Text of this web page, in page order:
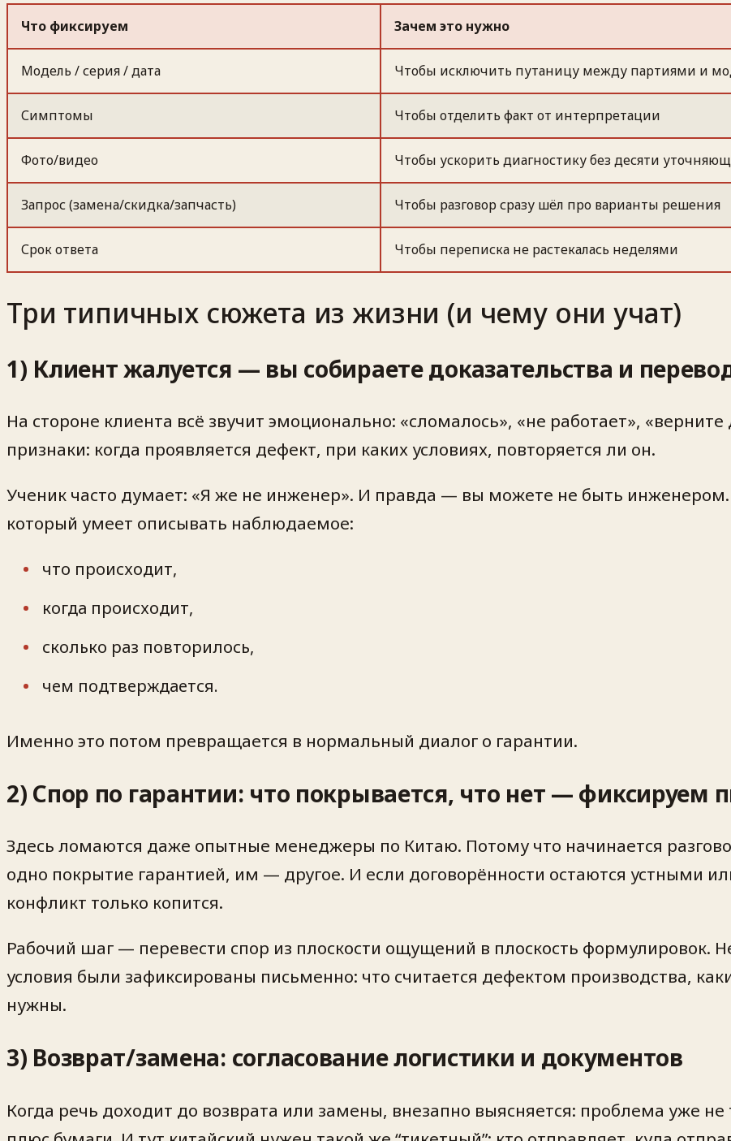
Что фиксируем Зачем это нужно
Модель / серия / дата Чтобы исключить путаницу между партиями и
Симптомы Чтобы отделить факт от интерпретации
Фото/видео Чтобы ускорить диагностику без десяти
Запрос (замена/скидка/запчасть) Чтобы разговор сразу шёл про варианты решения
Срок ответа Чтобы переписка не растекалась неделями
Три типичных сюжета из жизни (и чему они учат)
1) Клиент жалуется — вы собираете доказательства и
На стороне клиента всё звучит эмоционально: «сломалось», «не работает»,
признаки: когда проявляется дефект, при каких условиях, повторяется ли он.
Ученик часто думает: «Я же не инженер». И правда — вы можете не быть
который умеет описывать наблюдаемое:
что происходит,
когда происходит,
сколько раз повторилось,
чем подтверждается.
Именно это потом превращается в нормальный диалог о гарантии.
2) Спор по гарантии: что покрывается, что нет — фиксируем
Здесь ломаются даже опытные менеджеры по Китаю. Потому что начинается
одно покрытие гарантией, им — другое. И если договорённости остаются устными
конфликт только копится.
Рабочий шаг — перевести спор из плоскости ощущений в плоскость формулировок.
условия были зафиксированы письменно: что считается дефектом производства,
нужны.
3) Возврат/замена: согласование логистики и документов
Когда речь доходит до возврата или замены, внезапно выясняется: проблема уже не